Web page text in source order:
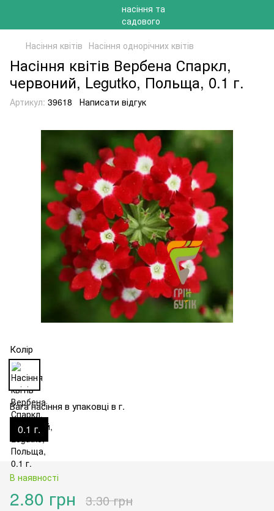
Насіння квітів Насіння однорічних квітів
Насіння квітів Вербена Спаркл,
червоний, Legutko, Польща, 0.1 г.
Артикул: 39618 Написати відгук
Колір
Вага насіння в упаковці в г.
0.1 г.
В наявності
2.80 грн 3.30 грн